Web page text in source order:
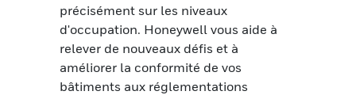
précisément sur les niveaux
d'occupation. Honeywell vous aide à
relever de nouveaux défis et à
améliorer la conformité de vos
bâtiments aux réglementations